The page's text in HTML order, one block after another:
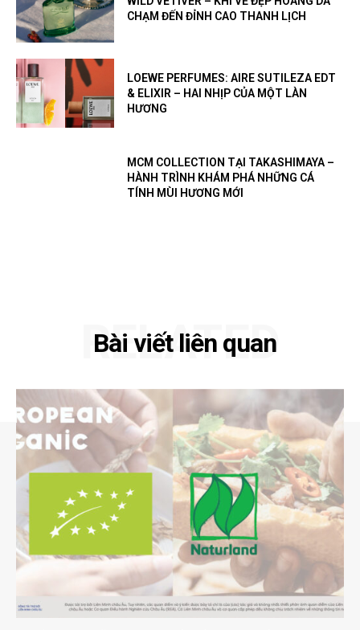
CHẠM ĐẾN ĐỈNH CAO THANH LỊCH
LOEWE PERFUMES: AIRE SUTILEZA EDT
& ELIXIR – HAI NHỊP CỦA MỘT LÀN
HƯƠNG
MCM COLLECTION TẠI TAKASHIMAYA –
HÀNH TRÌNH KHÁM PHÁ NHỮNG CÁ
TÍNH MÙI HƯƠNG MỚI
Bài viết liên quan
RELATED